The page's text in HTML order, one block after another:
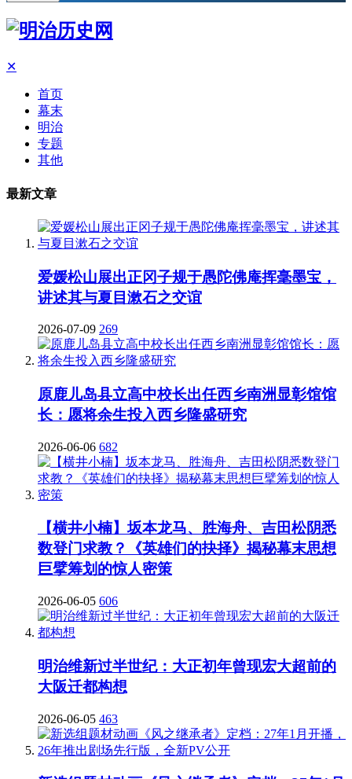
✕
首页
幕末
明治
专题
其他
最新文章
爱媛松山展出正冈子规于愚陀佛庵挥毫墨宝，
讲述其与夏目漱石之交谊
2026-07-09 269
原鹿儿岛县立高中校长出任西乡南洲显彰馆馆
长：愿将余生投入西乡隆盛研究
2026-06-06 682
【横井小楠】坂本龙马、胜海舟、吉田松阴悉
数登门求教？《英雄们的抉择》揭秘幕末思想
巨擘筹划的惊人密策
2026-06-05 606
明治维新过半世纪：大正初年曾现宏大超前的
大阪迁都构想
2026-06-05 463